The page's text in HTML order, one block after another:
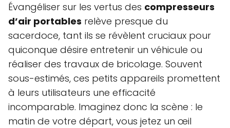
Évangéliser sur les vertus des compresseurs
d’air portables relève presque du
sacerdoce, tant ils se révèlent cruciaux pour
quiconque désire entretenir un véhicule ou
réaliser des travaux de bricolage. Souvent
sous-estimés, ces petits appareils promettent
à leurs utilisateurs une efficacité
incomparable. Imaginez donc la scène : le
matin de votre départ, vous jetez un œil